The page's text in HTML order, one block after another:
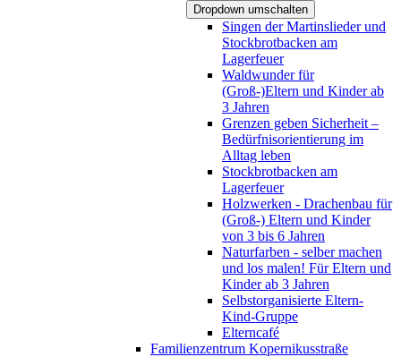
Dropdown umschalten
Singen der Martinslieder und
Stockbrotbacken am
Lagerfeuer
Waldwunder für
(Groß-)Eltern und Kinder ab
3 Jahren
Grenzen geben Sicherheit –
Bedürfnisorientierung im
Alltag leben
Stockbrotbacken am
Lagerfeuer
Holzwerken - Drachenbau für
(Groß-) Eltern und Kinder
von 3 bis 6 Jahren
Naturfarben - selber machen
und los malen! Für Eltern und
Kinder ab 3 Jahren
Selbstorganisierte Eltern-
Kind-Gruppe
Elterncafé
Familienzentrum Kopernikusstraße